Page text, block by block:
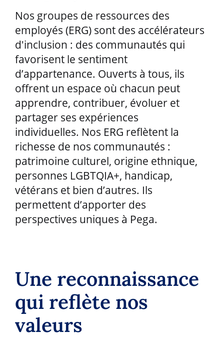
Nos groupes de ressources des
employés (ERG) sont des accélérateurs
d'inclusion : des communautés qui
favorisent le sentiment
d’appartenance. Ouverts à tous, ils
offrent un espace où chacun peut
apprendre, contribuer, évoluer et
partager ses expériences
individuelles. Nos ERG reflètent la
richesse de nos communautés :
patrimoine culturel, origine ethnique,
personnes LGBTQIA+, handicap,
vétérans et bien d’autres. Ils
permettent d’apporter des
perspectives uniques à Pega.
Une reconnaissance
qui reflète nos
valeurs